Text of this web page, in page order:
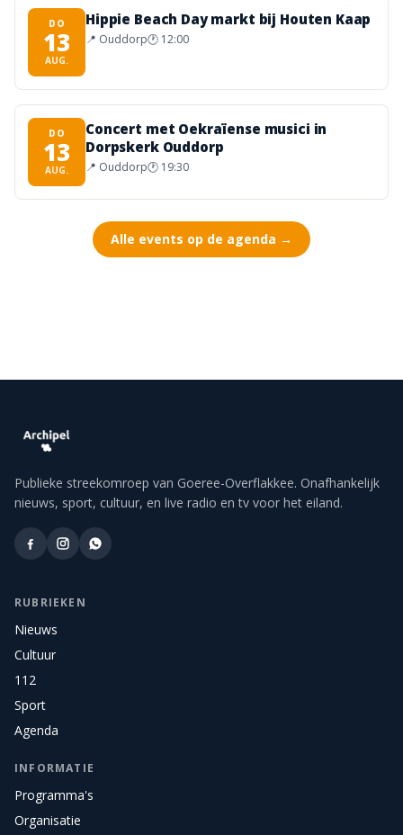
DO
13
AUG.
Hippie Beach Day markt bij Houten Kaap
📍 Ouddorp🕐 12:00
DO
13
AUG.
Concert met Oekraïense musici in
Dorpskerk Ouddorp
📍 Ouddorp🕐 19:30
Alle events op de agenda →
Publieke streekomroep van Goeree-Overflakkee. Onafhankelijk
nieuws, sport, cultuur, en live radio en tv voor het eiland.
RUBRIEKEN
Nieuws
Cultuur
112
Sport
Agenda
INFORMATIE
Programma's
Organisatie